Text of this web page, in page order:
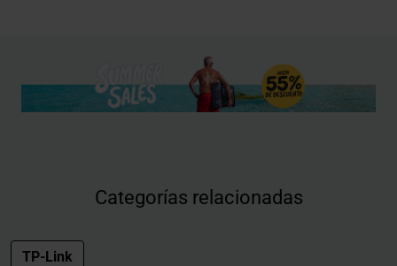
Categorías relacionadas
TP-Link